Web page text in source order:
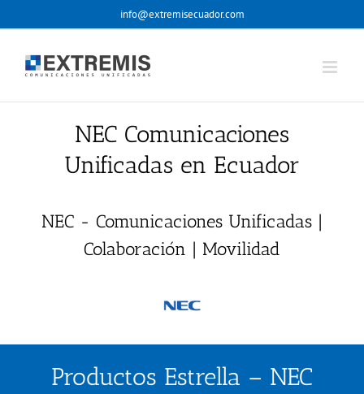
info@extremisecuador.com
NEC Comunicaciones
Unificadas en Ecuador
NEC - Comunicaciones Unificadas |
Colaboración | Movilidad
Productos Estrella – NEC